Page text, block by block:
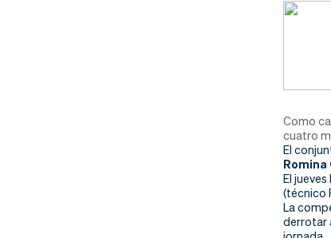
Como
cuatro
El
Romina
El
(técnico
La
derrotar